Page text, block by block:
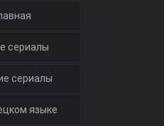
сериалы
сериалы
языке